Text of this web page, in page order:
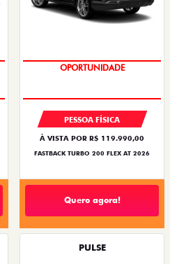
OPORTUNIDADE
PESSOA FÍSICA
À VISTA POR R$ 119.990,00
FASTBACK TURBO 200 FLEX AT 2026
Quero agora!
PULSE